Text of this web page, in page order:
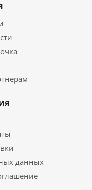
данных